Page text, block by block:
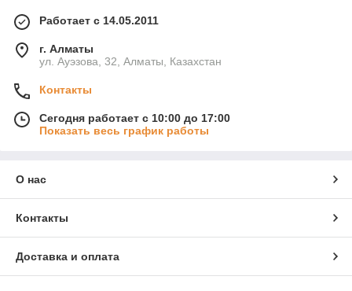
Работает с 14.05.2011
г. Алматы
ул. Ауэзова, 32, Алматы, Казахстан
Контакты
Сегодня работает с 10:00 до 17:00
Показать весь график работы
О нас
Контакты
Доставка и оплата